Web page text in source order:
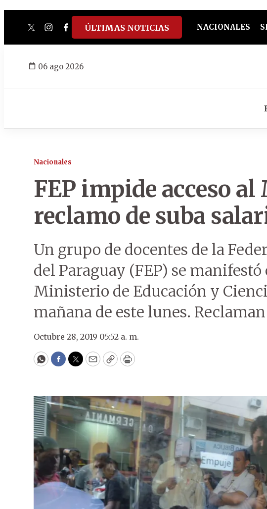
twitterinstagram
facebook
tiktokyoutube
spotify
ÚLTIMAS NOTICIAS NACIONALES
06 ago 2026
Nacionales
FEP impide acceso al
reclamo de suba
Un grupo de docentes de la
del Paraguay (FEP) se
Ministerio de Educación y
mañana de este lunes.
Octubre 28, 2019 05:52 a. m.
WhatsApp
Facebook
Twitter
EmailCopyPrint